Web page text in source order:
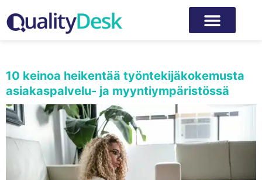
10 keinoa heikentää työntekijäkokemusta
asiakaspalvelu- ja myyntiympäristössä